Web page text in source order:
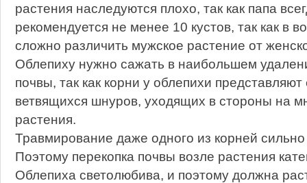
растения наследуются плохо, так как папа
рекомендуется не менее 10 кустов, так как в
сложно различить мужское растение от
Облепиху нужно сажать в наибольшем
почвы, так как корни у облепихи
ветвящихся шнуров, уходящих в стороны на
растения.
Травмирование даже одного из корней
Поэтому перекопка почвы возле растения
Облепиха светолюбива, и поэтому должна